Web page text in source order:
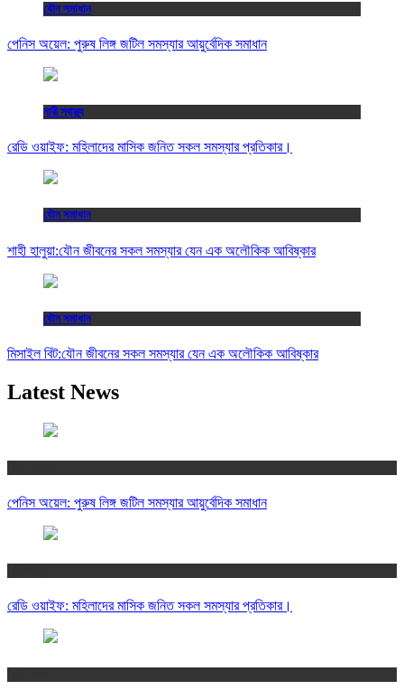
যৌন সমাধান
পেনিস অয়েল: পুরুষ লিঙ্গ জটিল সমস্যার আয়ুর্বেদিক সমাধান
নারী স্বাস্থ্য
রেডি ওয়াইফ: মহিলাদের মাসিক জনিত সকল সমস্যার প্রতিকার।
যৌন সমাধান
শাহী হালুয়া:যৌন জীবনের সকল সমস্যার যেন এক অলৌকিক আবিষ্কার
যৌন সমাধান
মিসাইল বিট:যৌন জীবনের সকল সমস্যার যেন এক অলৌকিক আবিষ্কার
Latest News
পেনিস অয়েল: পুরুষ লিঙ্গ জটিল সমস্যার আয়ুর্বেদিক সমাধান
রেডি ওয়াইফ: মহিলাদের মাসিক জনিত সকল সমস্যার প্রতিকার।